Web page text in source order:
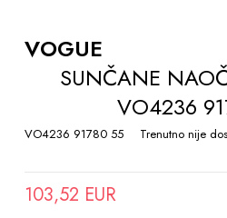
THE
BEGINNING
GALLERY
VOGUE
SUNČANE
VO4236
VO4236 91780 55 Trenutno nije
103,52 EUR